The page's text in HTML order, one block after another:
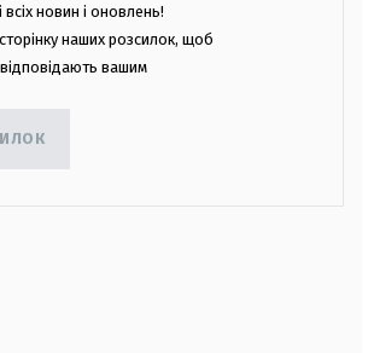
всіх новин і оновлень!
наших розсилок, щоб
вашим